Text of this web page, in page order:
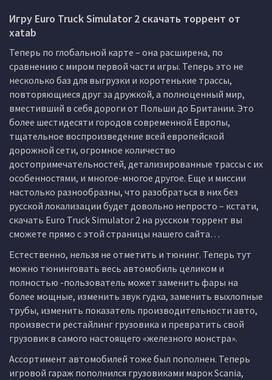
Игру Euro Truck Simulator 2 скачать торрент от
xatab
Теперь по глобальной карте – она расширена, по
сравнению с миром первой части игры. Теперь это не
несколько баз для выгрузки и коротенькие трассы,
повторяющиеся друг за дружкой, а полноценный мир,
вместивший в себя дороги от Польши до Британии. Это
более шестидесяти городов современной Европы,
тщательное воспроизведение всей европейской
дорожной сети, огромное количество
достопримечательностей, детализированные трассы с их
особенностями, и многое-многое другое. Еще и миссии
настолько разнообразны, что разобраться в них без
русской локализации будет довольно непросто – кстати,
скачать Euro Truck Simulator 2 на русском торрент вы
сможете прямо с этой страницы нашего сайта…
Естественно, нельзя не отметить и тюнинг. Теперь тут
можно тюнинговать весь автомобиль целиком и
полностью -пользователь может заменить фары на
более мощные, изменить звук гудка, заменить выхлопные
трубы, изменить показатель производительности авто,
произвести рестайлинг грузовика и превратить свой
грузовик в самого настоящего «железного монстра».
Ассортимент автомобилей тоже был пополнен. Теперь
игровой гараж пополнился грузовиками марок Scania,